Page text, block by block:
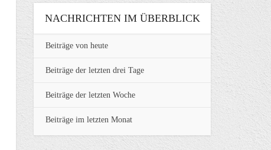
NACHRICHTEN IM ÜBERBLICK
Beiträge von heute
Beiträge der letzten drei Tage
Beiträge der letzten Woche
Beiträge im letzten Monat